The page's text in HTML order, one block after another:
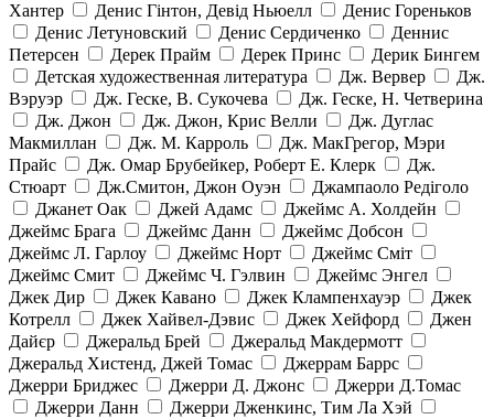
Хантер
Денис Гінтон, Девід Ньюелл
Денис Гореньков
Денис Летуновский
Денис Сердиченко
Деннис
Петерсен
Дерек Прайм Дерек Принс
Дерик Бингем
Детская художественная литература
Дж. Вервер
Дж.
Вэруэр
Дж. Геске, В. Сукочева
Дж. Геске, Н. Четверина
Дж. Джон
Дж. Джон, Крис Велли
Дж. Дуглас
Макмиллан
Дж. М. Карроль
Дж. МакГрегор, Мэри
Прайс
Дж. Омар Брубейкер, Роберт Е. Клерк
Дж.
Стюарт
Дж.Смитон, Джон Оуэн
Джампаоло Редіголо
Джанет Оак
Джей Адамс
Джеймс А. Холдейн
Джеймс Брага
Джеймс Данн
Джеймс Добсон
Джеймс Л. Гарлоу
Джеймс Норт
Джеймс Сміт
Джеймс Смит
Джеймс Ч. Гэлвин
Джеймс Энгел
Джек Дир
Джек Кавано Джек Клампенхауэр
Джек
Котрелл
Джек Хайвел-Дэвис Джек Хейфорд
Джен
Дайєр
Джеральд Брей
Джеральд Макдермотт
Джеральд Хистенд, Джей Томас
Джеррам Баррс
Джерри Бриджес
Джерри Д. Джонс
Джерри Д.Томас
Джерри Данн
Джерри Дженкинс, Тим Ла Хэй